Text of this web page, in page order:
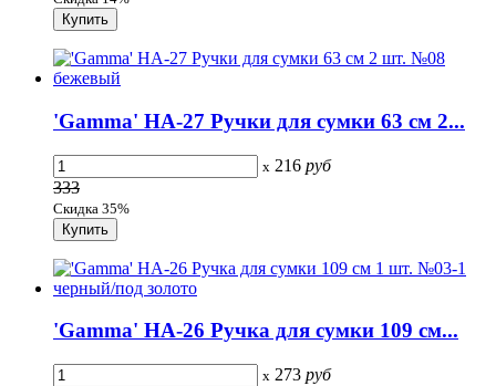
'Gamma' HA-27 Ручки для сумки 63 см 2...
x 216 руб
333
Скидка 35%
'Gamma' HA-26 Ручка для сумки 109 см...
x 273 руб